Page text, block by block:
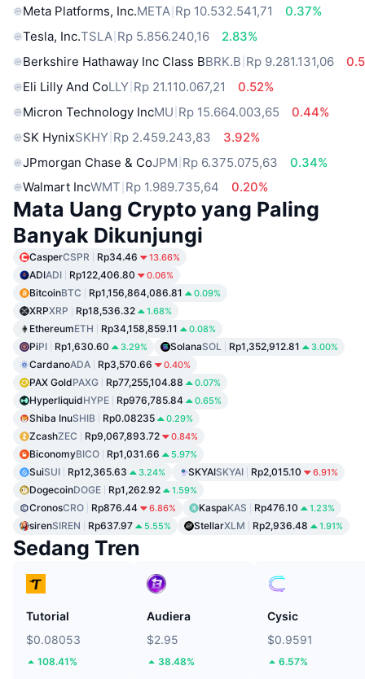
Meta Platforms, Inc.META Rp 10.532.541,71
0.37%
Tesla, Inc.TSLA Rp 5.856.240,16
2.83%
Berkshire Hathaway Inc Class BBRK.B Rp 9.281.131,06
Eli Lilly And CoLLY Rp 21.110.067,21
0.52%
Micron Technology IncMU Rp 15.664.003,65
0.44%
SK HynixSKHY Rp 2.459.243,83
3.92%
JPmorgan Chase & CoJPM Rp 6.375.075,63
0.34%
Walmart IncWMT Rp 1.989.735,64 0.20%
Mata Uang Crypto yang Paling
Banyak Dikunjungi
CasperCSPR Rp34.46 13.66%
ADIADI Rp122,406.80 0.06%
BitcoinBTC Rp1,156,864,086.81 0.09%
XRPXRP Rp18,536.32 1.68%
EthereumETH Rp34,158,859.11 0.08%
PiPI Rp1,630.60 3.29% SolanaSOL Rp1,352,912.81 3.00%
CardanoADA Rp3,570.66 0.40%
PAX GoldPAXG Rp77,255,104.88 0.07%
HyperliquidHYPE Rp976,785.84 0.65%
Shiba InuSHIB Rp0.08235 0.29%
ZcashZEC Rp9,067,893.72 0.84%
BiconomyBICO Rp1,031.66 5.97%
SuiSUI Rp12,365.63 3.24% SKYAISKYAI Rp2,015.10 6.91%
DogecoinDOGE Rp1,262.92 1.59%
CronosCRO Rp876.44 6.86% KaspaKAS Rp476.10 1.23%
sirenSIREN Rp637.97 5.55% StellarXLM Rp2,936.48 1.91%
Sedang Tren
Tutorial
$0.08053
108.41%
Audiera
$2.95
38.48%
Cysic
$0.9591
6.57%